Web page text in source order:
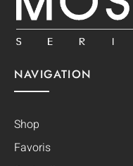
NAVIGATION
Shop
Favoris